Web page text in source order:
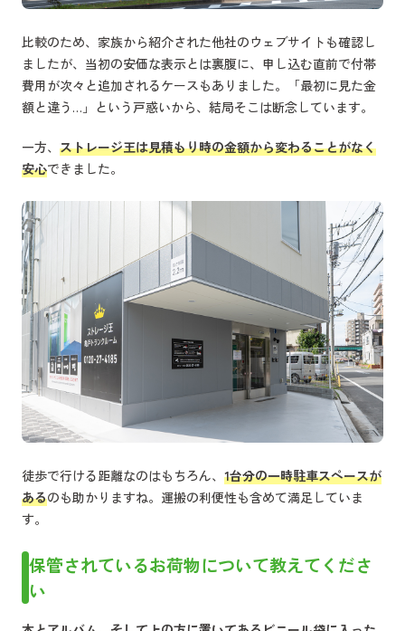
比較のため、家族から紹介された他社のウェブサイトも確認し
ましたが、当初の安価な表示とは裏腹に、申し込む直前で付帯
費用が次々と追加されるケースもありました。「最初に見た金
額と違う…」という戸惑いから、結局そこは断念しています。
一方、 ストレージ王は見積もり時の金額から変わることがなく
安心できました。
徒歩で行ける距離なのはもちろん、 1台分の一時駐車スペースが
あるのも助かりますね。運搬の利便性も含めて満足していま
す。
保管されているお荷物について教えてくださ
い